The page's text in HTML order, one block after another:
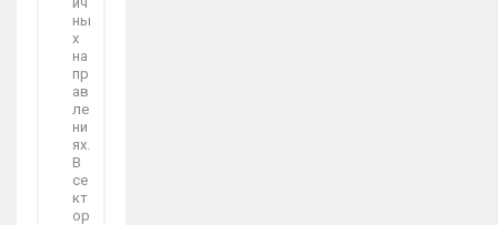
ны
х
на
пр
ав
ле
ни
ях.
В
се
кт
ор